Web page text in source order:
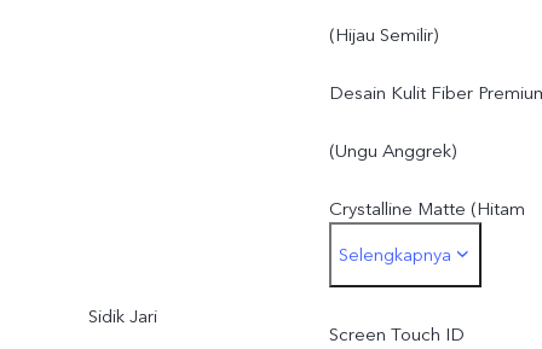
(Hijau Semilir)
Desain Kulit Fiber
(Ungu Anggrek)
Crystalline Matte (Hitam
Onyx)
Selengkapnya
Sidik Jari
Screen Touch ID